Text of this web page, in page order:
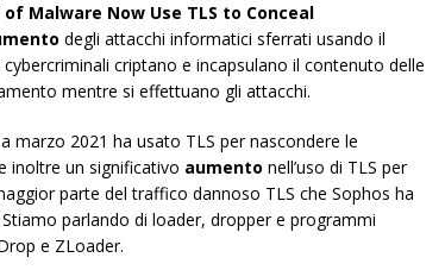
Malware Now Use TLS to Conceal
degli attacchi informatici sferrati usando il
criptano e incapsulano il contenuto delle
mentre si effettuano gli attacchi.
marzo 2021 ha usato TLS per nascondere le
inoltre un significativo aumento nell’uso di TLS per
parte del traffico dannoso TLS che Sophos ha
Stiamo parlando di loader, dropper e programmi
e ZLoader.